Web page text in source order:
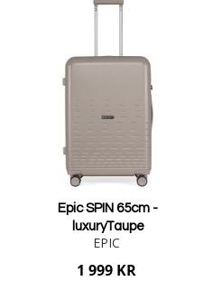
Epic SPIN 65cm -
luxuryTaupe
EPIC
1 999 KR